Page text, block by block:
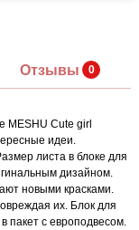
Отзывы
MESHU Сute girl
идеи.
листа в блоке для
дизайном.
новыми красками.
их. Блок для
пакет с европодвесом.